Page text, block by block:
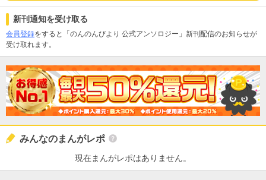
新刊通知を受け取る
会員登録をすると「のんのんびより 公式アンソロジー」新刊配信のお知らせが
受け取れます。
みんなのまんがレポ
現在まんがレポはありません。